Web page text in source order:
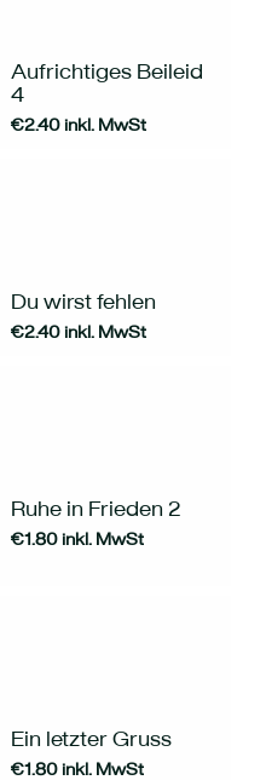
Aufrichtiges Beileid
4
€2.40 inkl. MwSt
Du wirst fehlen
€2.40 inkl. MwSt
Ruhe in Frieden 2
€1.80 inkl. MwSt
Ein letzter Gruss
€1.80 inkl. MwSt